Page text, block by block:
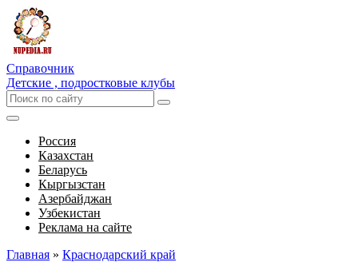
Справочник
Детские , подростковые клубы
Россия
Казахстан
Беларусь
Кыргызстан
Азербайджан
Узбекистан
Реклама на сайте
Главная » Краснодарский край